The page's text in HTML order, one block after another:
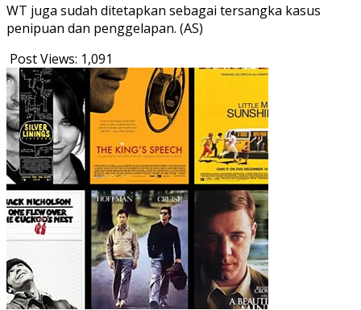
WT juga sudah ditetapkan sebagai tersangka kasus
penipuan dan penggelapan. (AS)
Post Views: 1,091